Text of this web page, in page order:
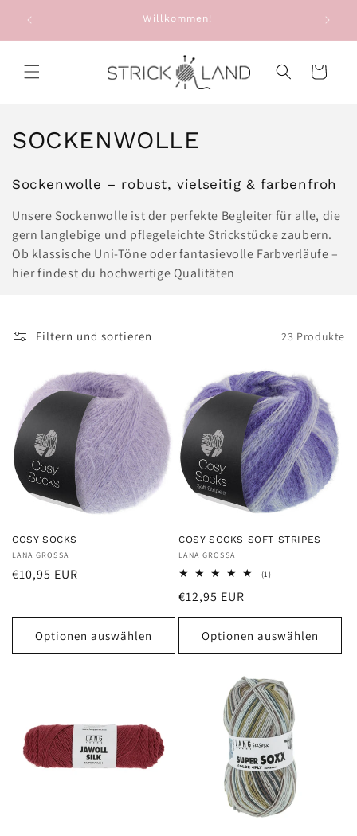
Inhalt
Willkommen! Sie
Warenkorb
K
e
g
r
SOCKENWOLLE
Sockenwolle – robust, vielseitig & farbenfroh
Unsere Sockenwolle ist der perfekte Begleiter für alle, die
gern langlebige und pflegeleichte Strickstücke zaubern.
Ob klassische Uni-Töne oder fantasievolle Farbverläufe –
hier findest du hochwertige Qualitäten
Filtern und sortieren 23 Produkte
COSY SOCKS
Anbieter:
LANA GROSSA
Normaler
€10,95 EUR
Optionen auswählen
COSY SOCKS SOFT STRIPES
Anbieter:
LANA GROSSA
(1)1
Normaler
Preis
€12,95 EUR
Optionen auswählen